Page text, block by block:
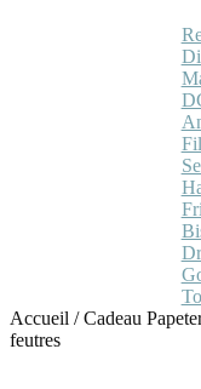
Accueil /Cadeau
feutres